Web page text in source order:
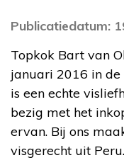
Publicatiedatum:
Topkok Bart van
januari 2016 in de
is een echte
bezig met het
ervan. Bij ons
visgerecht uit